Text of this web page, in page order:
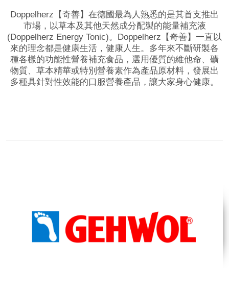
Doppelherz【奇善】在德國最為人熟悉的是其首支推出
市場，以草本及其他天然成分配製的能量補充液
(Doppelherz Energy Tonic)。Doppelherz【奇善】一直以
來的理念都是健康生活，健康人生。多年來不斷研製各
種各樣的功能性營養補充食品，選用優質的維他命、礦
物質、草本精華或特別營養素作為產品原材料，發展出
多種具針對性效能的口服營養產品，讓大家身心健康。